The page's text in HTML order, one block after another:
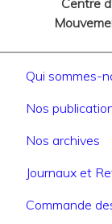
Qui sommes-
Nos
Nos archives
Journaux et
Commande